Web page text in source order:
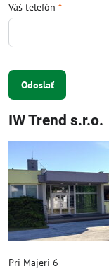
Váš telefón *
Odoslať
IW Trend s.r.o.
Pri Majeri 6